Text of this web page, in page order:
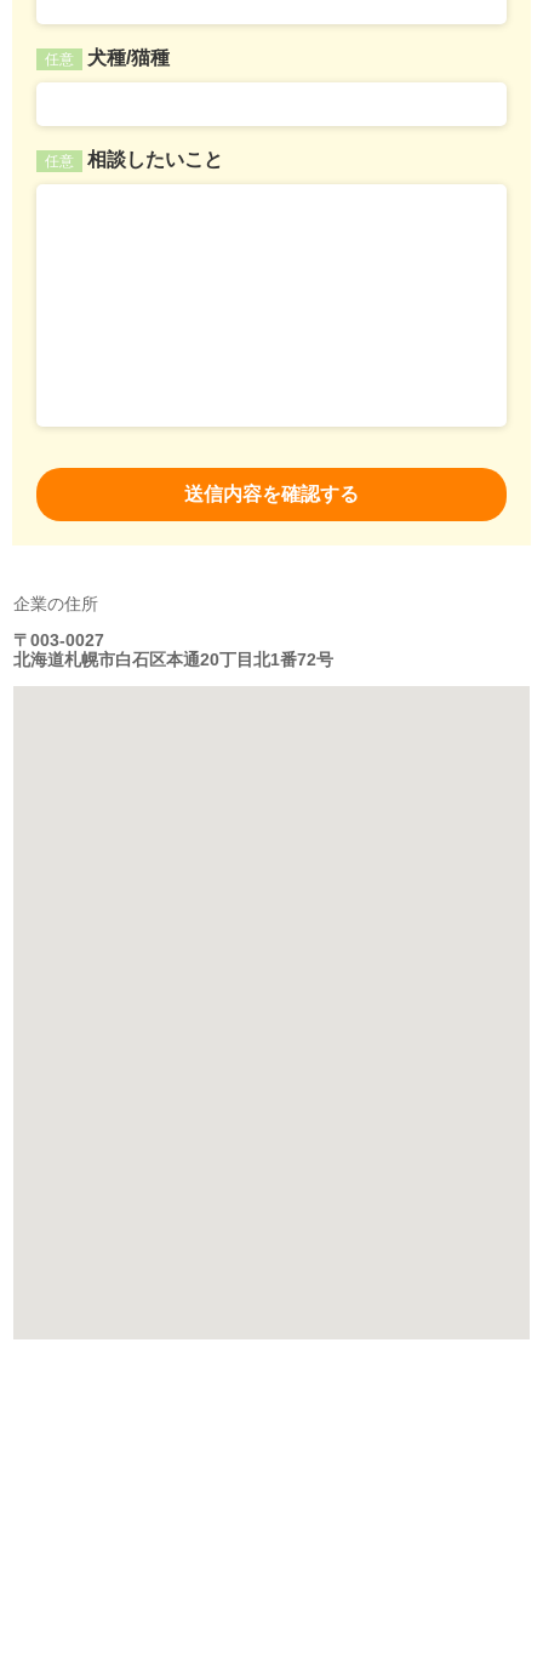
任意 犬種/猫種
任意 相談したいこと
企業の住所
〒003-0027
北海道札幌市白石区本通20丁目北1番72号